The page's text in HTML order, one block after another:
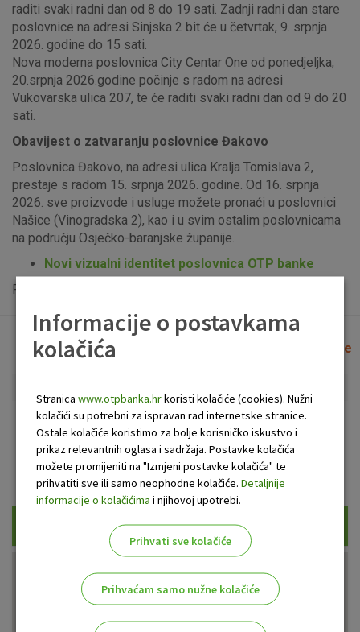
raditi svaki radni dan od 8 do 19 sati. Zadnji radni dan stare
poslovnice na adresi Sinjska 2 bit će u četvrtak, 9. srpnja
2026. godine do 15 sati.
Nova moderna poslovnica City Centar One od ponedjeljka,
20.srpnja 2026.godine počinje s radom na adresi
Vukovarska ulica 207, te će raditi svaki radni dan od 9 do 20
sati.
Obavijest o zatvaranju poslovnice Đakovo
Poslovnica Đakovo, na adresi ulica Kralja Tomislava 2,
prestaje s radom 15. srpnja 2026. godine. Od 16. srpnja
2026. sve proizvode i usluge možete pronaći u poslovnici
Našice (Vinogradska 2), kao i u svim ostalim poslovnicama
na području Osječko-baranjske županije.
Novi vizualni identitet poslovnica OTP banke
Popis uplatno-isplatnih bankomata možete vidjeti
Lista poslovnica i bankomata Očisti filtere
Bankomat Poslovnica
Prikaži samo uplatne bankomate
Informacije o postavkama
kolačića
Stranica www.otpbanka.hrkoristi kolačiće (cookies). Nužni
kolačići su potrebni za ispravan rad internetske stranice.
Ostale kolačiće koristimo za bolje korisničko iskustvo i
prikaz relevantnih oglasa i sadržaja. Postavke kolačića
možete promijeniti na "Izmjeni postavke kolačića" te
prihvatiti sve ili samo neophodne kolačiće. Detaljnije
informacije o kolačićima i njihovoj upotrebi.
Prihvati sve kolačiće
Prihvaćam samo nužne kolačiće